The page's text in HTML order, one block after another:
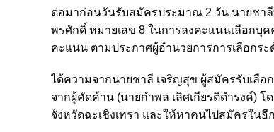
ต่อมาก่อนวันรับสมัครประมาณ 2 วัน นายชา
พรศักดิ์ หมายเลข 8 ในการลงคะแนนเลือกบุ
คะแนน ตามประกาศผู้อำนวยการการเลือกร
ได้ความจากนายชาลี เจริญสุข ผู้สมัครรับเลื
จากผู้คัดค้าน (นายกำพล เลิศเกียรติดำรงค์)
จังหวัดฉะเชิงเทรา และให้หาคนไปสมัครในอี